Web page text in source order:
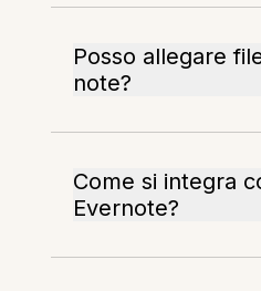
Posso allegare
note?
Come si integra
Evernote?